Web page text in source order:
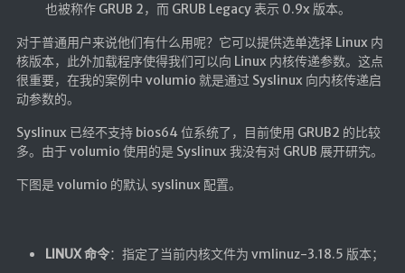
也被称作 GRUB 2，而 GRUB Legacy 表示 0.9x 版本。
对于普通用户来说他们有什么用呢？它可以提供选单选择 Linux 内
核版本，此外加载程序使得我们可以向 Linux 内核传递参数。这点
很重要，在我的案例中 volumio 就是通过 Syslinux 向内核传递启
动参数的。
Syslinux 已经不支持 bios64 位系统了，目前使用 GRUB2 的比较
多。由于 volumio 使用的是 Syslinux 我没有对 GRUB 展开研究。
下图是 volumio 的默认 syslinux 配置。
LINUX 命令：指定了当前内核文件为 vmlinuz-3.18.5 版本；